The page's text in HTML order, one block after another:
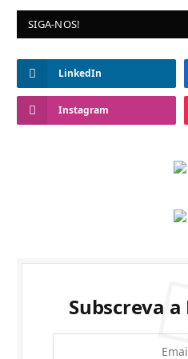
SIGA-NOS!
LinkedIn
Instagram
Subscreva